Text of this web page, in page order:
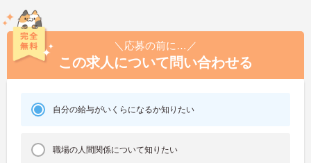
＼応募の前に…／
この求人について問い合わせる
自分の給与がいくらになるか知りたい
職場の人間関係について知りたい